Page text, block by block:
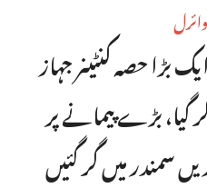
بڑا حصہ کنٹینر جہاز
بڑے پیمانے پر
سمندر میں گر گئیں